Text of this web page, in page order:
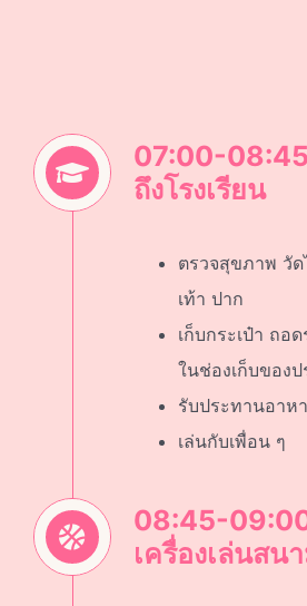
07:00-08:45
ถึงโรงเรียน
ตรวจสุขภาพ วั
เท้า ปาก
เก็บกระเป๋า ถอด
ในช่องเก็บของป
รับประทานอาห
เล่นกับเพื่อน ๆ
08:45-
เครื่องเล่นสน